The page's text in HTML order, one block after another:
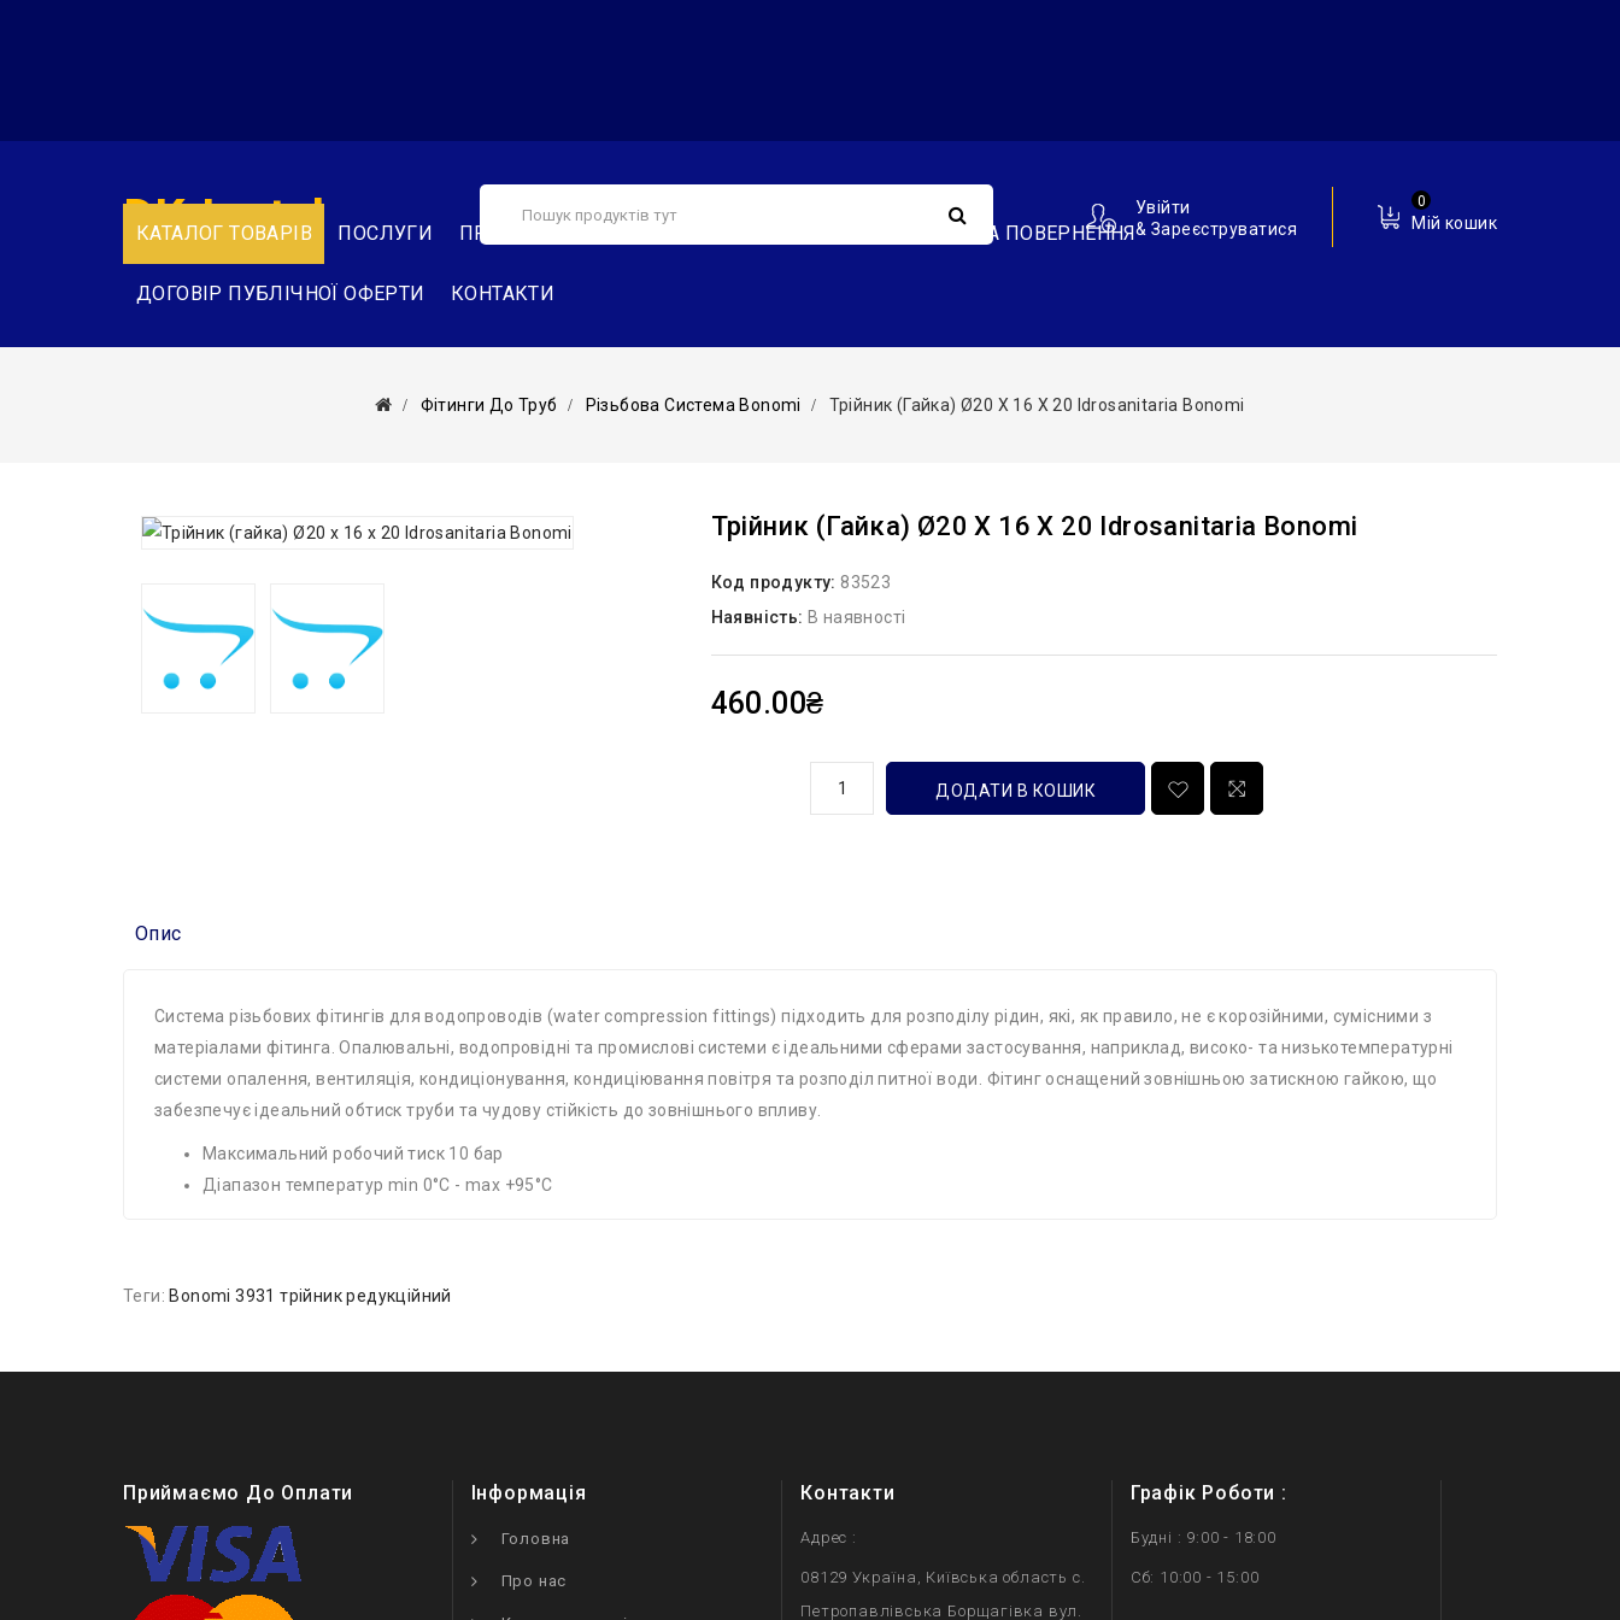
КАТАЛОГ ТОВАРІВ ПОСЛУГИ ПРО НАС ОБМІН ТА ПОВЕРНЕННЯ
ДОГОВІР ПУБЛІЧНОЇ ОФЕРТИ КОНТАКТИ
Мій кошик
0
Увійти
& Зареєструватися
DK-Instal
Фітинги До Труб Різьбова Система Bonomi Трійник (гайка) Ø20 Х 16 Х 20 Idrosanitaria Bonomi
Трійник (гайка) Ø20 Х 16 Х 20 Idrosanitaria Bonomi
Код продукту: 83523
Наявність: В наявності
460.00₴
ДОДАТИ В КОШИК
Опис
Система різьбових фітингів для водопроводів (water compression fittings) підходить для розподілу рідин, які, як правило, не є корозійними, сумісними з
матеріалами фітинга. Опалювальні, водопровідні та промислові системи є ідеальними сферами застосування, наприклад, високо- та низькотемпературні
системи опалення, вентиляція, кондиціонування, кондиціювання повітря та розподіл питної води. Фітинг оснащений зовнішньою затискною гайкою, що
забезпечує ідеальний обтиск труби та чудову стійкість до зовнішнього впливу.
Максимальний робочий тиск 10 бар
Діапазон температур min 0°C - max +95°C
Теги: Bonomi 3931 трійник редукційний
Приймаємо До Оплати Інформація
Головна
Про нас
Контакти
Адрес :
08129 Україна, Київська область с.
Петропавлівська Борщагівка вул.
Графік Роботи :
Будні : 9:00 - 18:00
Сб: 10:00 - 15:00